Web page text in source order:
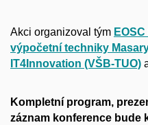
Akci organizoval tým
výpočetní techniky
IT4Innovation (VŠB-TUO)
Kompletní program,
záznam konference bude